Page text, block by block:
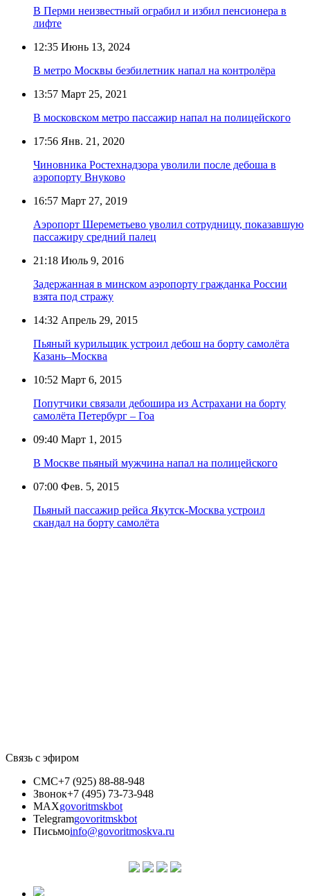
В Перми неизвестный ограбил и избил пенсионера в
лифте
12:35 Июнь 13, 2024
В метро Москвы безбилетник напал на контролёра
13:57 Март 25, 2021
В московском метро пассажир напал на полицейского
17:56 Янв. 21, 2020
Чиновника Ростехнадзора уволили после дебоша в
аэропорту Внуково
16:57 Март 27, 2019
Аэропорт Шереметьево уволил сотрудницу, показавшую
пассажиру средний палец
21:18 Июль 9, 2016
Задержанная в минском аэропорту гражданка России
взята под стражу
14:32 Апрель 29, 2015
Пьяный курильщик устроил дебош на борту самолёта
Казань–Москва
10:52 Март 6, 2015
Попутчики связали дебошира из Астрахани на борту
самолёта Петербург – Гоа
09:40 Март 1, 2015
В Москве пьяный мужчина напал на полицейского
07:00 Фев. 5, 2015
Пьяный пассажир рейса Якутск-Москва устроил
скандал на борту самолёта
Связь с эфиром
СМС+7 (925) 88-88-948
Звонок+7 (495) 73-73-948
MAXgovoritmskbot
Telegramgovoritmskbot
Письмоinfo@govoritmoskva.ru